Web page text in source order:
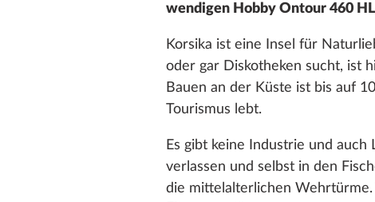
wendigen Hobby Ontour 460
Korsika ist eine Insel für
oder gar Diskotheken sucht, ist
Bauen an der Küste ist bis auf
Tourismus lebt.
Es gibt keine Industrie und
verlassen und selbst in den
die mittelalterlichen Wehrtürme.